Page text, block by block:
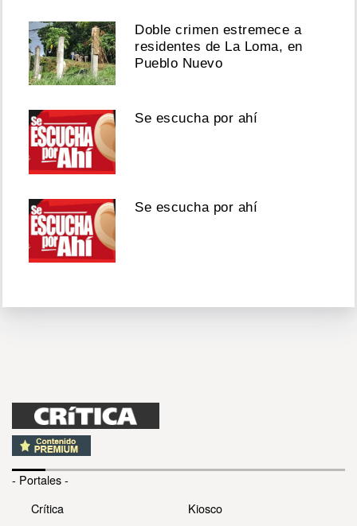
Doble crimen estremece a
residentes de La Loma, en
Pueblo Nuevo
Se escucha por ahí
Se escucha por ahí
- Portales -
Crítica
Kiosco